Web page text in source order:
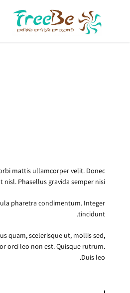
קנייה בטוחה החזר כספי מלא תוך - 14 יום
mattis ullamcorper velit. Donec
Phasellus gravida semper nisi.
pharetra condimentum. Integer
tincidunt.
quam, scelerisque ut, mollis sed,
orci leo non est. Quisque rutrum.
Duis leo.